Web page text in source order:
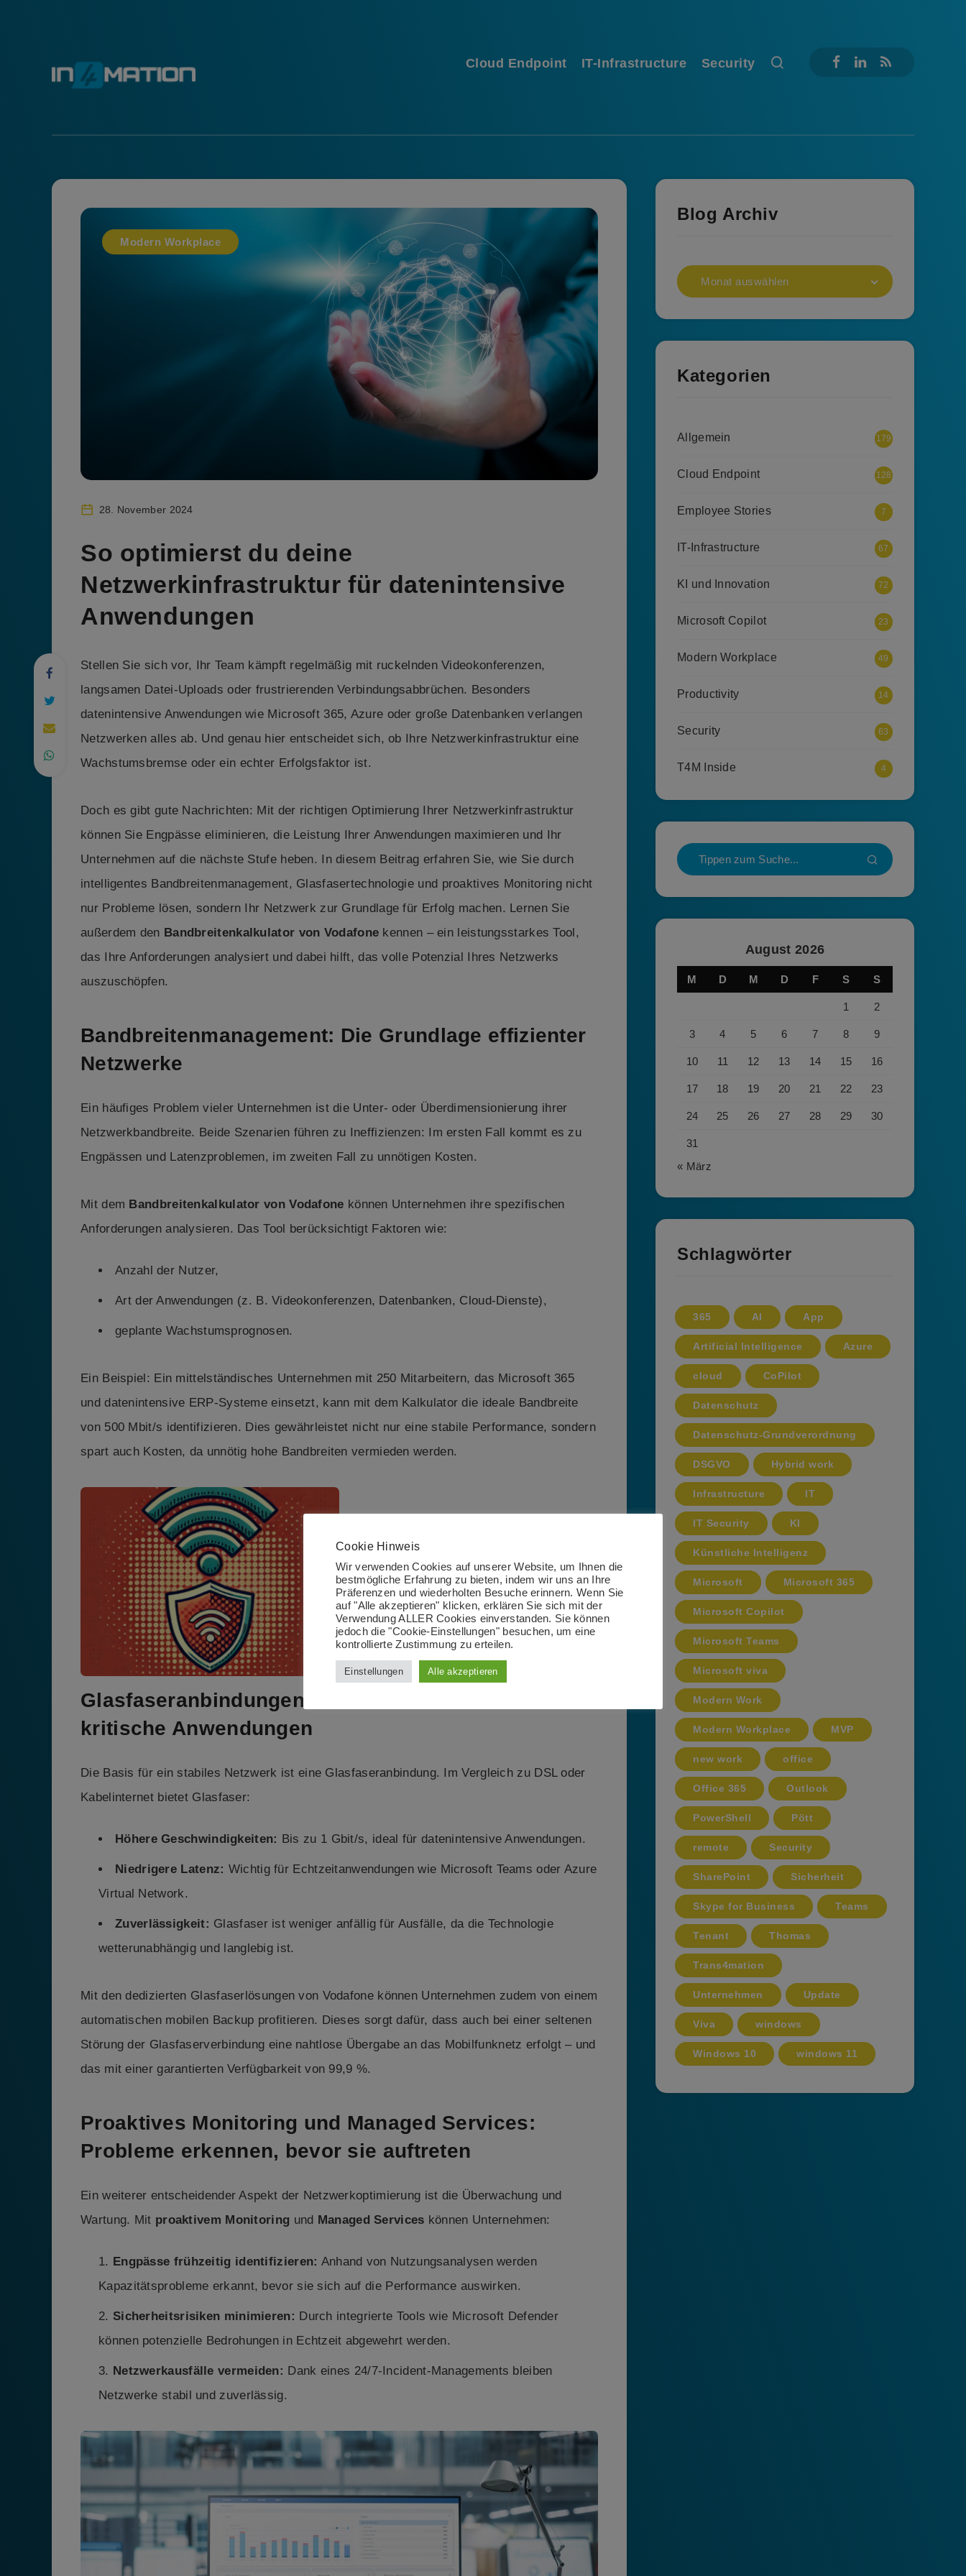
Cloud Endpoint IT-Infrastructure Security
Modern Workplace
28. November 2024
So optimierst du deine
Netzwerkinfrastruktur für datenintensive
Anwendungen
Stellen Sie sich vor, Ihr Team kämpft regelmäßig mit ruckelnden Videokonferenzen,
langsamen Datei-Uploads oder frustrierenden Verbindungsabbrüchen. Besonders
datenintensive Anwendungen wie Microsoft 365, Azure oder große Datenbanken verlangen
Netzwerken alles ab. Und genau hier entscheidet sich, ob Ihre Netzwerkinfrastruktur eine
Wachstumsbremse oder ein echter Erfolgsfaktor ist.
Doch es gibt gute Nachrichten: Mit der richtigen Optimierung Ihrer Netzwerkinfrastruktur
können Sie Engpässe eliminieren, die Leistung Ihrer Anwendungen maximieren und Ihr
Unternehmen auf die nächste Stufe heben. In diesem Beitrag erfahren Sie, wie Sie durch
intelligentes Bandbreitenmanagement, Glasfasertechnologie und proaktives Monitoring nicht
nur Probleme lösen, sondern Ihr Netzwerk zur Grundlage für Erfolg machen. Lernen Sie
außerdem den Bandbreitenkalkulator von Vodafone kennen – ein leistungsstarkes Tool,
das Ihre Anforderungen analysiert und dabei hilft, das volle Potenzial Ihres Netzwerks
auszuschöpfen.
Bandbreitenmanagement: Die Grundlage effizienter
Netzwerke
Ein häufiges Problem vieler Unternehmen ist die Unter- oder Überdimensionierung ihrer
Netzwerkbandbreite. Beide Szenarien führen zu Ineffizienzen: Im ersten Fall kommt es zu
Engpässen und Latenzproblemen, im zweiten Fall zu unnötigen Kosten.
Mit dem Bandbreitenkalkulator von Vodafone können Unternehmen ihre spezifischen
Anforderungen analysieren. Das Tool berücksichtigt Faktoren wie:
Anzahl der Nutzer,
Art der Anwendungen (z. B. Videokonferenzen, Datenbanken, Cloud-Dienste),
geplante Wachstumsprognosen.
Ein Beispiel: Ein mittelständisches Unternehmen mit 250 Mitarbeitern, das Microsoft 365
und datenintensive ERP-Systeme einsetzt, kann mit dem Kalkulator die ideale Bandbreite
von 500 Mbit/s identifizieren. Dies gewährleistet nicht nur eine stabile Performance, sondern
spart auch Kosten, da unnötig hohe Bandbreiten vermieden werden.
Vodafonein Kooperation mit T4M
ausprobieren.
Hier testen
Glasfaseranbindungen: Maximale Performance für
kritische Anwendungen
Die Basis für ein stabiles Netzwerk ist eine Glasfaseranbindung. Im Vergleich zu DSL oder
Kabelinternet bietet Glasfaser:
Höhere Geschwindigkeiten: Bis zu 1 Gbit/s, ideal für datenintensive Anwendungen.
Niedrigere Latenz: Wichtig für Echtzeitanwendungen wie Microsoft Teams oder Azure
Virtual Network.
Zuverlässigkeit: Glasfaser ist weniger anfällig für Ausfälle, da die Technologie
wetterunabhängig und langlebig ist.
Mit den dedizierten Glasfaserlösungen von Vodafone können Unternehmen zudem von einem
automatischen mobilen Backup profitieren. Dieses sorgt dafür, dass auch bei einer seltenen
Störung der Glasfaserverbindung eine nahtlose Übergabe an das Mobilfunknetz erfolgt – und
das mit einer garantierten Verfügbarkeit von 99,9 %.
Proaktives Monitoring und Managed Services:
Probleme erkennen, bevor sie auftreten
Ein weiterer entscheidender Aspekt der Netzwerkoptimierung ist die Überwachung und
Wartung. Mit proaktivem Monitoring und Managed Services können Unternehmen:
Engpässe frühzeitig identifizieren: Anhand von Nutzungsanalysen werden
Kapazitätsprobleme erkannt, bevor sie sich auf die Performance auswirken.
Sicherheitsrisiken minimieren: Durch integrierte Tools wie Microsoft Defender
können potenzielle Bedrohungen in Echtzeit abgewehrt werden.
Netzwerkausfälle vermeiden: Dank eines 24/7-Incident-Managements bleiben
Netzwerke stabil und zuverlässig.
Blog Archiv
Monat auswählen
Kategorien
Allgemein 179
Cloud Endpoint 128
Employee Stories 7
IT-Infrastructure 67
KI und Innovation 72
Microsoft Copilot 23
Modern Workplace 49
Productivity 14
Security 63
T4M Inside 4
August 2026
M D M D F S S
1 2
3 4 5 6 7 8 9
10 11 12 13 14 15 16
17 18 19 20 21 22 23
24 25 26 27 28 29 30
31
« März
Schlagwörter
365 AI App
Artificial Intelligence Azure
cloud CoPilot
Datenschutz
Datenschutz-Grundverordnung
DSGVO Hybrid work
Infrastructure IT
IT Security KI
Künstliche Intelligenz
Microsoft Microsoft 365
Microsoft Copilot
Microsoft Teams
Microsoft viva
Modern Work
Modern Workplace MVP
new work office
Office 365 Outlook
PowerShell Pött
remote Security
SharePoint Sicherheit
Skype for Business Teams
Tenant Thomas
Trans4mation
Unternehmen Update
Viva windows
Windows 10 windows 11
Cookie Hinweis
Wir verwenden Cookies auf unserer Website, um Ihnen die
bestmögliche Erfahrung zu bieten, indem wir uns an Ihre
Präferenzen und wiederholten Besuche erinnern. Wenn Sie
auf "Alle akzeptieren" klicken, erklären Sie sich mit der
Verwendung ALLER Cookies einverstanden. Sie können
jedoch die "Cookie-Einstellungen" besuchen, um eine
kontrollierte Zustimmung zu erteilen.
Einstellungen Alle akzeptieren